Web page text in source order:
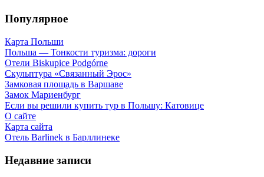
Популярное
Карта Польши
Польша — Тонкости туризма: дороги
Отели Biskupice Podgórne
Скульптура «Связанный Эрос»
Замковая площадь в Варшаве
Замок Мариенбург
Если вы решили купить тур в Польшу: Катовице
О сайте
Карта сайта
Отель Barlinek в Барллинеке
Недавние записи